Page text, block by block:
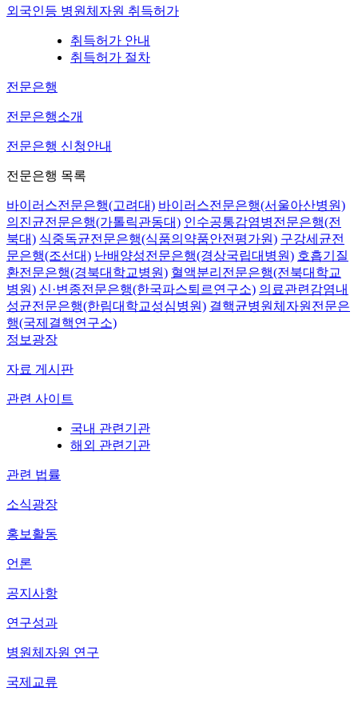
외국인등 병원체자원 취득허가
취득허가 안내
취득허가 절차
전문은행
전문은행소개
전문은행 신청안내
전문은행 목록
바이러스전문은행(고려대) 바이러스전문은행(서울아산병원)
의진균전문은행(가톨릭관동대) 인수공통감염병전문은행(전
북대) 식중독균전문은행(식품의약품안전평가원) 구강세균전
문은행(조선대) 난배양성전문은행(경상국립대병원) 호흡기질
환전문은행(경북대학교병원) 혈액분리전문은행(전북대학교
병원) 신·변종전문은행(한국파스퇴르연구소) 의료관련감염내
성균전문은행(한림대학교성심병원) 결핵균병원체자원전문은
행(국제결핵연구소)
정보광장
자료 게시판
관련 사이트
국내 관련기관
해외 관련기관
관련 법률
소식광장
홍보활동
언론
공지사항
연구성과
병원체자원 연구
국제교류